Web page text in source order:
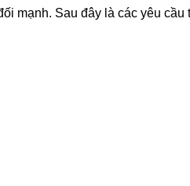
mạnh. Sau đây là các yêu cầu